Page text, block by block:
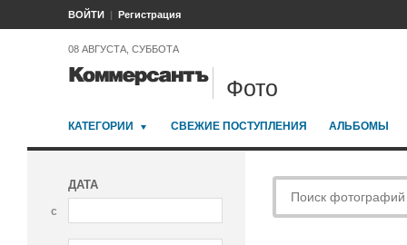
ВОЙТИ Регистрация
08 АВГУСТА, СУББОТА
Фото
КАТЕГОРИИ СВЕЖИЕ ПОСТУПЛЕНИЯ АЛЬБОМЫ
ДАТА
с